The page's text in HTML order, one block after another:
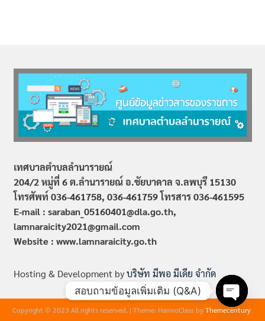
เทศบาลตำบลลำนารายณ์
204/2 หมู่ที่ 6 ต.ลำนารายณ์ อ.ชัยบาดาล จ.ลพบุรี 15130
โทรศัพท์ 036-461758, 036-461759 โทรสาร 036-461595
E-mail : saraban_05160401@dla.go.th,
lamnaraicity2021@gmail.com
Website : www.lamnaraicity.go.th
Hosting & Development byบริษัท มีพอ มีเดีย จำกัด
Copyright © 2023 All rights reserved. | Theme: HamroClass byThemecentury.
สอบถามข้อมูลเพิ่มเติม (Q&A)
Open